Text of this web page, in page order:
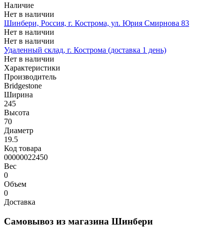
Наличие
Нет в наличии
Шинбери, Россия, г. Кострома, ул. Юрия Смирнова 83
Нет в наличии
Нет в наличии
Удаленный склад, г. Кострома (доставка 1 день)
Нет в наличии
Характеристики
Производитель
Bridgestone
Ширина
245
Высота
70
Диаметр
19.5
Код товара
00000022450
Вес
0
Объем
0
Доставка
Самовывоз из магазина Шинбери